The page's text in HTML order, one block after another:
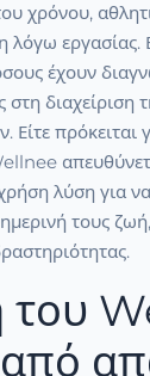
χρόνου,
λόγω εργασίας.
έχουν
διαχείριση
πρόκειται
λύση για
τους
του